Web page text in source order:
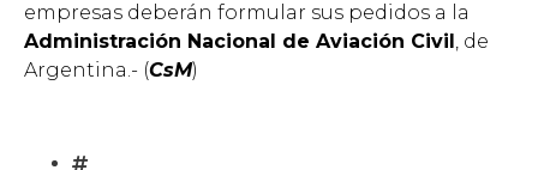
empresas deberán formular sus pedidos a la
Administración Nacional de Aviación Civil , de
Argentina.- (CsM)